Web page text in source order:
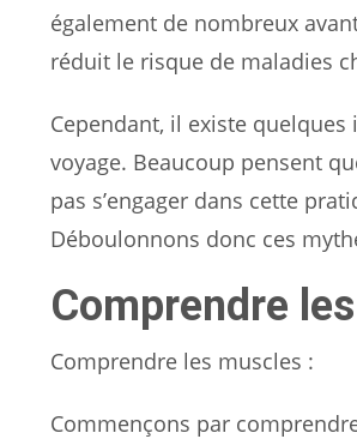
également de nombreux
réduit le risque de maladies
Cependant, il existe
voyage. Beaucoup pensent
pas s’engager dans cette
Déboulonnons donc ces
Comprendre
Comprendre les muscles :
Commençons par